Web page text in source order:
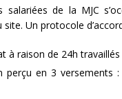
de la MJC
Un protocole
à raison de 24h travaillés
perçu en 3 versements